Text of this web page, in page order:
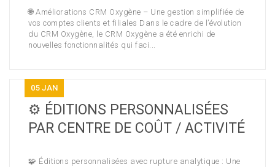
🌐 Améliorations CRM Oxygène – Une gestion simplifiée de
vos comptes clients et filiales Dans le cadre de l’évolution
du CRM Oxygène, le CRM Oxygène a été enrichi de
nouvelles fonctionnalités qui faci...
05 JAN
⚙️ ÉDITIONS PERSONNALISÉES
PAR CENTRE DE COÛT / ACTIVITÉ
🧩 Éditions personnalisées avec rupture analytique : Une